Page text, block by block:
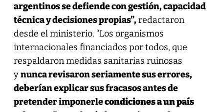
argentinos se defiende con gestión, capacidad
técnica y decisiones propias”,redactaron
desde el ministerio. “Los organismos
internacionales financiados por todos, que
respaldaron medidas sanitarias ruinosas
ynunca revisaron seriamente sus errores,
deberían explicar sus fracasos antes de
pretender imponerlecondiciones a un país